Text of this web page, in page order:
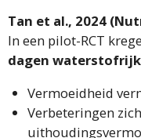
Tan et al., 2024
In een pilot-RCT
dagen
Vermoeidheid
Verbeteringen